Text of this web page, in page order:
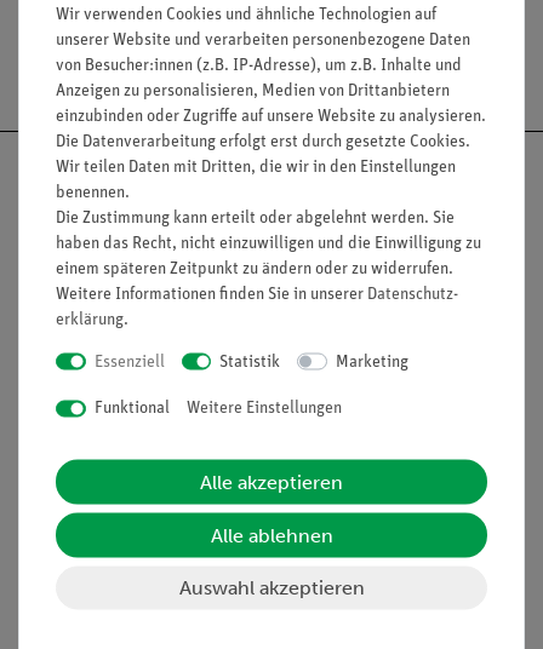
Versandkostenfrei ab 300,- €
Nach oben
Informationen
Projekte und Lösungen
Presse
Service
Beratung & Showroom
Inventarisierungs- &
Inbetriebnahme & Schulungen
Wir verwenden Cookies und ähnliche Technologien auf
unserer Website und verarbeiten personenbezogene Daten
von Besucher:innen (z.B. IP-Adresse), um z.B. Inhalte und
Anzeigen zu personalisieren, Medien von Drittanbietern
einzubinden oder Zugriffe auf unsere Website zu analysieren.
Die Datenverarbeitung erfolgt erst durch gesetzte Cookies.
Wir teilen Daten mit Dritten, die wir in den Einstellungen
benennen.
Die Zustimmung kann erteilt oder abgelehnt werden. Sie
haben das Recht, nicht einzuwilligen und die Einwilligung zu
einem späteren Zeitpunkt zu ändern oder zu widerrufen.
Weitere Informationen finden Sie in unserer Daten­schutz­
erklärung.
Essenziell Statistik Marketing
Funktional Weitere Einstellungen
Alle akzeptieren
Alle ablehnen
Auswahl akzeptieren